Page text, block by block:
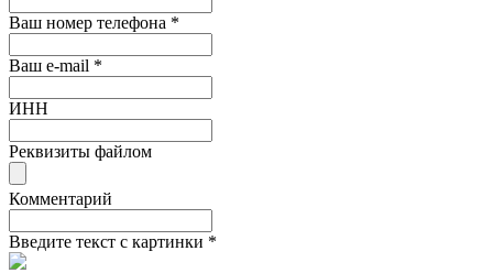
Ваш номер телефона *
Ваш e-mail *
ИНН
Реквизиты файлом
Комментарий
Введите текст с картинки *